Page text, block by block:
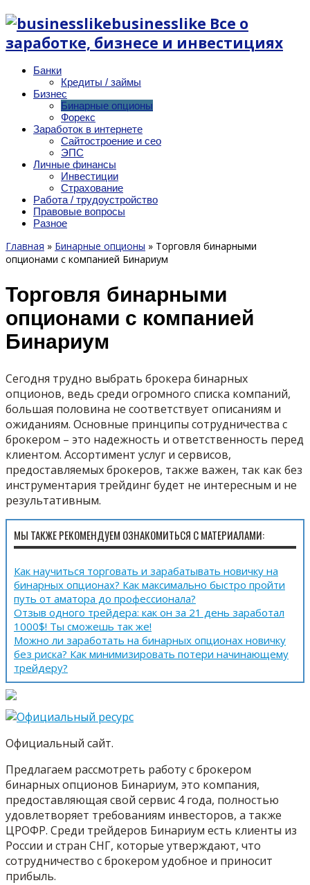
businesslike Все о
заработке, бизнесе и инвестициях
Банки
Кредиты / займы
Бизнес
Бинарные опционы
Форекс
Заработок в интернете
Сайтостроение и сео
ЭПС
Личные финансы
Инвестиции
Страхование
Работа / трудоустройство
Правовые вопросы
Разное
Главная » Бинарные опционы » Торговля бинарными
опционами с компанией Бинариум
Торговля бинарными
опционами с компанией
Бинариум
Сегодня трудно выбрать брокера бинарных
опционов, ведь среди огромного списка компаний,
большая половина не соответствует описаниям и
ожиданиям. Основные принципы сотрудничества с
брокером – это надежность и ответственность перед
клиентом. Ассортимент услуг и сервисов,
предоставляемых брокеров, также важен, так как без
инструментария трейдинг будет не интересным и не
результативным.
МЫ ТАКЖЕ РЕКОМЕНДУЕМ ОЗНАКОМИТЬСЯ С МАТЕРИАЛАМИ:
Как научиться торговать и зарабатывать новичку на
бинарных опционах? Как максимально быстро пройти
путь от аматора до профессионала?
Отзыв одного трейдера: как он за 21 день заработал
1000$! Ты сможешь так же!
Можно ли заработать на бинарных опционах новичку
без риска? Как минимизировать потери начинающему
трейдеру?
Официальный сайт.
Предлагаем рассмотреть работу с брокером
бинарных опционов Бинариум, это компания,
предоставляющая свой сервис 4 года, полностью
удовлетворяет требованиям инвесторов, а также
ЦРОФР. Среди трейдеров Бинариум есть клиенты из
России и стран СНГ, которые утверждают, что
сотрудничество с брокером удобное и приносит
прибыль.